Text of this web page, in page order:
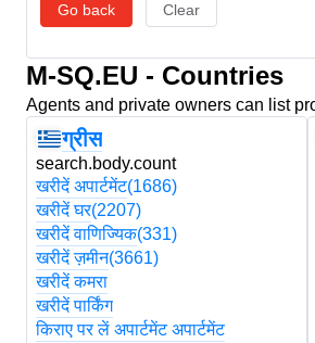
Go back Clear
M-SQ.EU - Countries
Agents and private owners can list
ग्रीस
search.body.count
खरीदें अपार्टमेंट(1686)
खरीदें घर(2207)
खरीदें वाणिज्यिक(331)
खरीदें ज़मीन(3661)
खरीदें कमरा
खरीदें पार्किंग
किराए पर लें अपार्टमेंट अपार्टमेंट